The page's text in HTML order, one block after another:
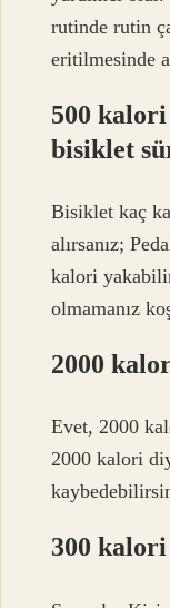
rutinde rutin
eritilmesinde
500
bisiklet
Bisiklet kaç
alırsanız;
kalori
olmamanız
2000
Evet, 2000
2000 kalori
300